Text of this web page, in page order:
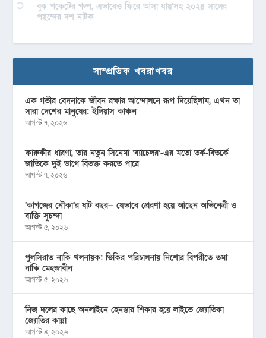
বুক পকেটের গল্প, এভাবেও ফিরে আসা যায়’সহ ২০২৪ সালের
পছন্দের দশ নাটক
সাম্প্রতিক খবরাখবর
এক গভীর বেদনাকে জীবন রক্ষার আন্দোলনে রূপ দিয়েছিলাম, এখন তা
সারা দেশের মানুষের: ইলিয়াস কাঞ্চন
আগস্ট ৭, ২০২৬
ফারুকীর ধারণা, তার নতুন সিনেমা ‘ব্যাচেলর’-এর মতো তর্ক-বিতর্কে
জাতিকে দুই ভাগে বিভক্ত করতে পারে
আগস্ট ৭, ২০২৬
‘কাগজের নৌকা’র ষাট বছর— যেভাবে প্রেরণা হয়ে আছেন অভিনেত্রী ও
ব্যক্তি সুচন্দা
আগস্ট ৫, ২০২৬
পুলসিরাত নাকি খলনায়ক: ভিকির পরিচালনায় নিশোর বিপরীতে তমা
নাকি মেহজাবীন
আগস্ট ৫, ২০২৬
নিজ দলের কাছে অনলাইনে হেনস্তার শিকার হয়ে লাইভে জ্যোতিকা
জ্যোতির কান্না
আগস্ট ৪, ২০২৬